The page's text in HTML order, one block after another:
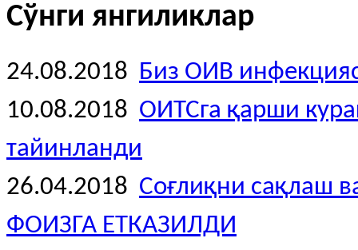
Сўнги янгиликлар
24.08.2018 Биз ОИВ
10.08.2018 ОИТСга қарши
тайинланди
26.04.2018 Соғлиқни сақлаш
ФОИЗГА ЕТКАЗИЛДИ